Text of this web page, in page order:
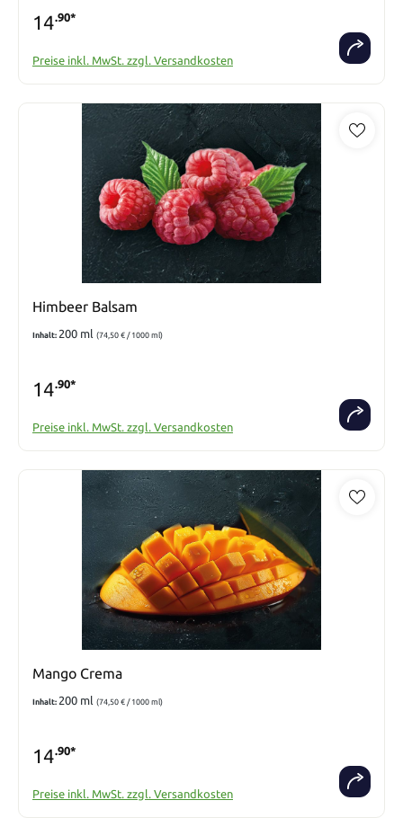
14.90*
Preise inkl. MwSt. zzgl. Versandkosten
Himbeer Balsam
Inhalt: 200 ml (74,50 € / 1000 ml)
14.90*
Preise inkl. MwSt. zzgl. Versandkosten
Mango Crema
Inhalt: 200 ml (74,50 € / 1000 ml)
14.90*
Preise inkl. MwSt. zzgl. Versandkosten